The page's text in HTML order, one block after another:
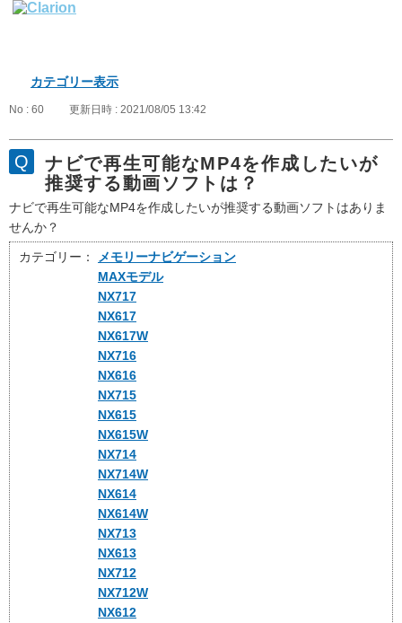
カテゴリー表示
No : 60 更新日時 : 2021/08/05 13:42
ナビで再生可能なMP4を作成したいが
推奨する動画ソフトは？
ナビで再生可能なMP4を作成したいが推奨する動画ソフトはありま
せんか？
カテゴリー：
メモリーナビゲーション
MAXモデル
NX717
NX617
NX617W
NX716
NX616
NX715
NX615
NX615W
NX714
NX714W
NX614
NX614W
NX713
NX613
NX712
NX712W
NX612